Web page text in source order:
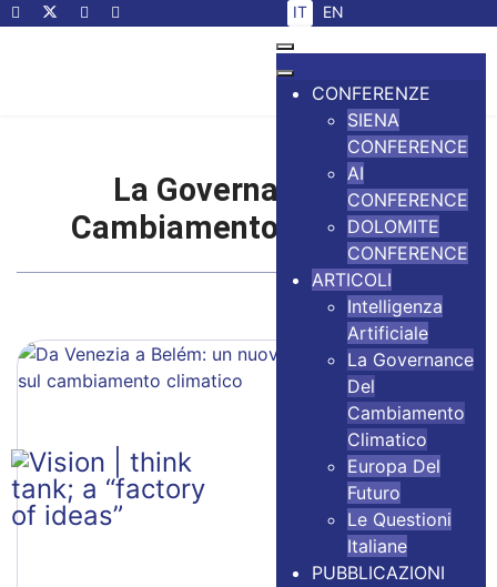
Seleziona la tua lingua
IT EN
CONFERENZE
SIENA
CONFERENCE
AI
CONFERENCE
DOLOMITE
CONFERENCE
ARTICOLI
Intelligenza
Artificiale
La Governance
Del
Cambiamento
Climatico
Europa Del
Futuro
Le Questioni
Italiane
PUBBLICAZIONI
La Governance del
Cambiamento Climatico